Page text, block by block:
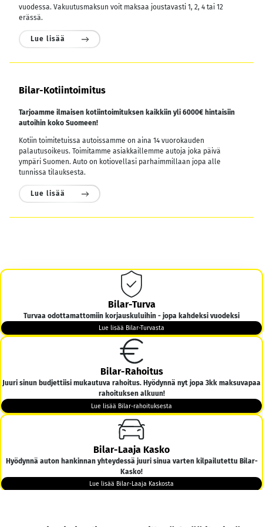
vuodessa. Vakuutusmaksun voit maksaa joustavasti 1, 2, 4 tai 12
erässä.
Lue lisää
Bilar-Kotiintoimitus
Tarjoamme ilmaisen kotiintoimituksen kaikkiin yli 6000€ hintaisiin
autoihin koko Suomeen!
Kotiin toimitetuissa autoissamme on aina 14 vuorokauden
palautusoikeus. Toimitamme asiakkaillemme autoja joka päivä
ympäri Suomen. Auto on kotiovellasi parhaimmillaan jopa alle
tunnissa tilauksesta.
Lue lisää
Bilar-Turva
Turvaa odottamattomiin korjauskuluihin - jopa kahdeksi vuodeksi
Lue lisää Bilar-Turvasta
Bilar-Rahoitus
Juuri sinun budjettiisi mukautuva rahoitus. Hyödynnä nyt jopa 3kk maksuvapaa
rahoituksen alkuun!
Lue lisää Bilar-rahoituksesta
Bilar-Laaja Kasko
Hyödynnä auton hankinnan yhteydessä juuri sinua varten kilpailutettu Bilar-
Kasko!
Lue lisää Bilar-Laaja Kaskosta